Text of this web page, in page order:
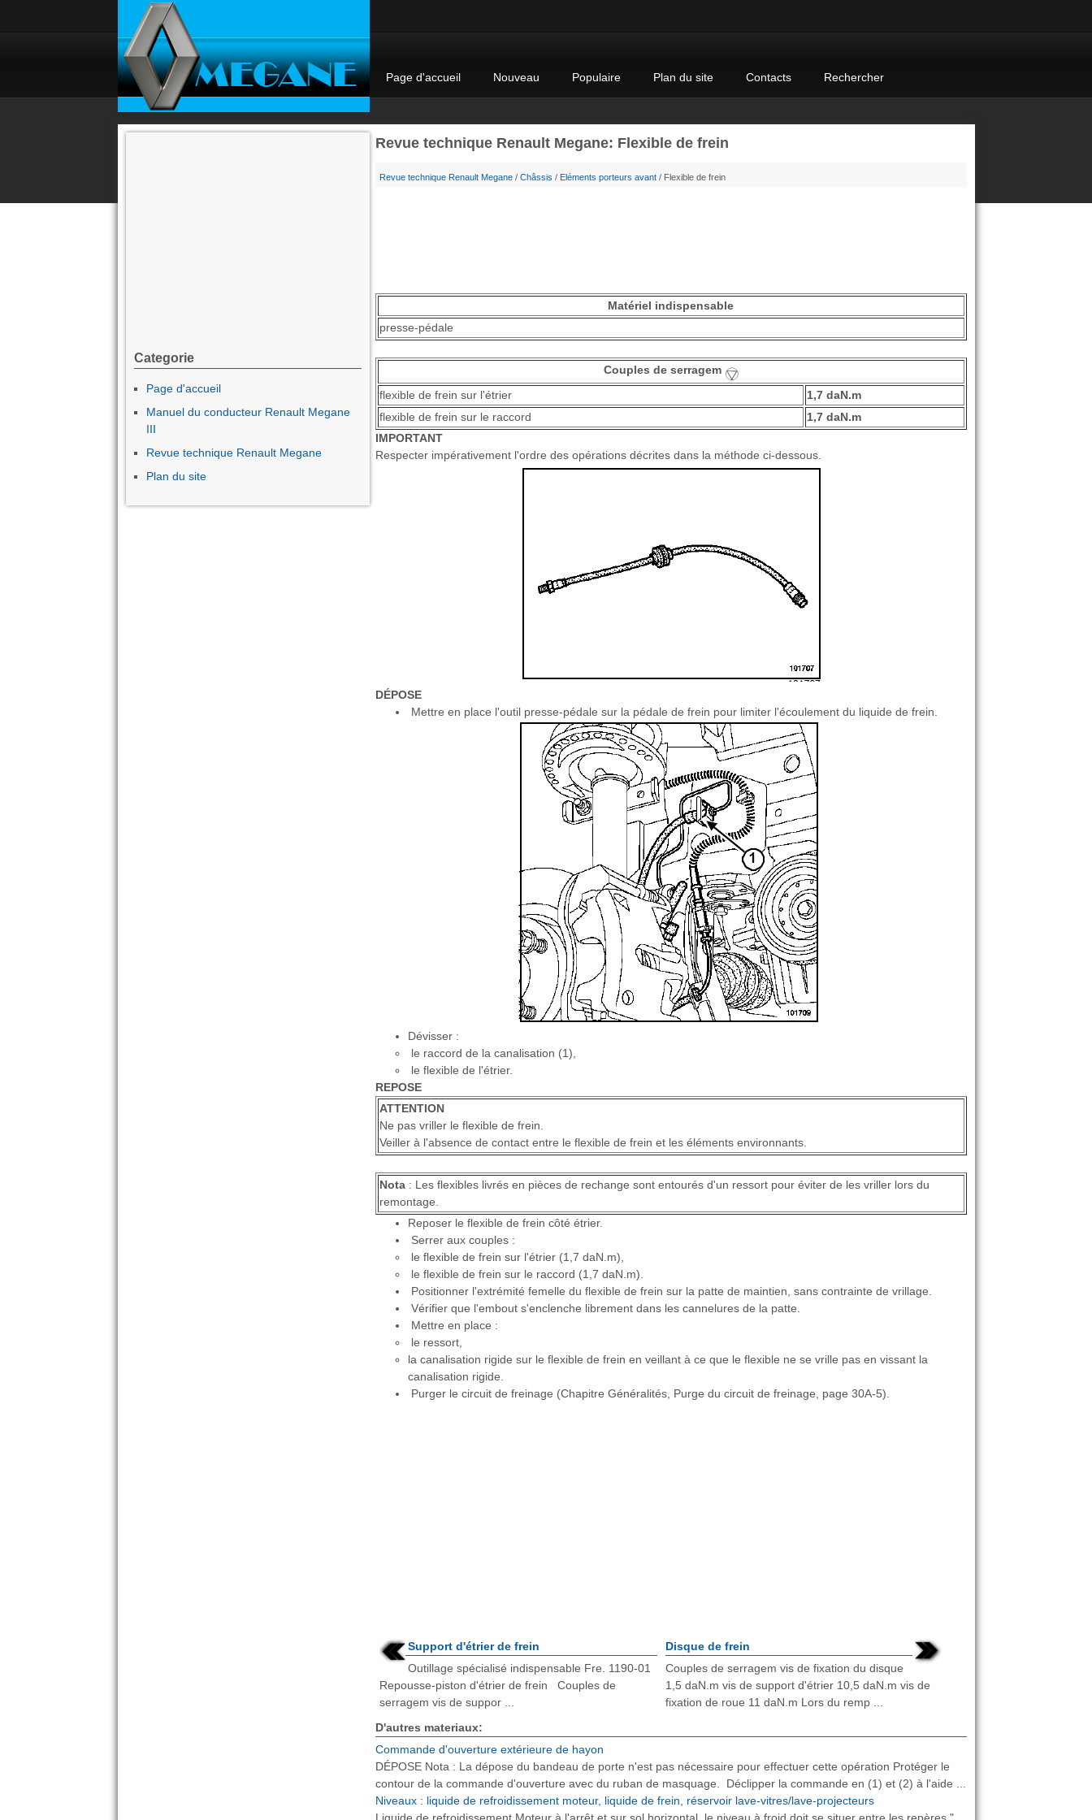
Page d'accueil Nouveau Populaire Plan du site Contacts Rechercher
Revue technique Renault Megane: Flexible de frein
Revue technique Renault Megane/ Châssis / Eléments porteurs avant/ Flexible de frein
Matériel indispensable
presse-pédale
Couples de serragem
flexible de frein sur l'étrier
1,7 daN.m
flexible de frein sur le raccord
1,7 daN.m
IMPORTANT
Respecter impérativement l'ordre des opérations décrites dans la méthode ci-dessous.
DÉPOSE
Mettre en place l'outil presse-pédale sur la pédale de frein pour limiter l'écoulement du liquide de frein.
Dévisser :
le raccord de la canalisation (1),
le flexible de l'étrier.
REPOSE
ATTENTION
Ne pas vriller le flexible de frein.
Veiller à l'absence de contact entre le flexible de frein et les éléments environnants.
Nota: Les flexibles livrés en pièces de rechange sont entourés d'un ressort pour éviter de les vriller lors du
remontage.
Reposer le flexible de frein côté étrier.
Serrer aux couples :
le flexible de frein sur l'étrier (1,7 daN.m),
le flexible de frein sur le raccord (1,7 daN.m).
Positionner l'extrémité femelle du flexible de frein sur la patte de maintien, sans contrainte de vrillage.
Vérifier que l'embout s'enclenche librement dans les cannelures de la patte.
Mettre en place :
le ressort,
la canalisation rigide sur le flexible de frein en veillant à ce que le flexible ne se vrille pas en vissant la
canalisation rigide.
Purger le circuit de freinage (Chapitre Généralités, Purge du circuit de freinage, page 30A-5).
Support d'étrier de frein
Outillage spécialisé indispensable Fre. 1190-01
Repousse-piston d'étrier de frein Couples de
serragem vis de suppor ...
Disque de frein
Couples de serragem vis de fixation du disque
1,5 daN.m vis de support d'étrier 10,5 daN.m vis de
fixation de roue 11 daN.m Lors du remp ...
D'autres materiaux:
Commande d'ouverture extérieure de hayon
DÉPOSE Nota : La dépose du bandeau de porte n'est pas nécessaire pour effectuer cette opération Protéger le
contour de la commande d'ouverture avec du ruban de masquage. Déclipper la commande en (1) et (2) à l'aide ...
Niveaux : liquide de refroidissement moteur, liquide de frein, réservoir lave-vitres/lave-projecteurs
Categorie
Page d'accueil
Manuel du conducteur Renault Megane
III
Revue technique Renault Megane
Plan du site